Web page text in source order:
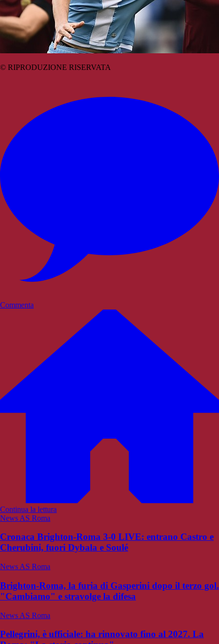
© RIPRODUZIONE RISERVATA
Commenta
Continua la lettura
News AS Roma
Cronaca Brighton-Roma 3-0 LIVE: entrano Castro e
Cherubini, fuori Dybala e Soulé
News AS Roma
Brighton-Roma, la furia di Gasperini dopo il terzo gol.
"Cambiamo" e stravolge la difesa
News AS Roma
Pellegrini, è ufficiale: ha rinnovato fino al 2027. La